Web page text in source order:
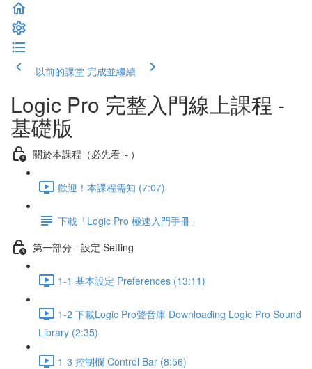
以前的課堂 完成並繼續
Logic Pro 完整入門線上課程 -
基礎版
關於本課程（必先看～）
歡迎！本課程需知 (7:07)
下載「Logic Pro 極速入門手冊」
第一部分 - 設定 Setting
1-1 基本設定 Preferences (13:11)
1-2 下載Logic Pro聲音庫 Downloading Logic Pro Sound
Library (2:35)
1-3 控制欄 Control Bar (8:56)